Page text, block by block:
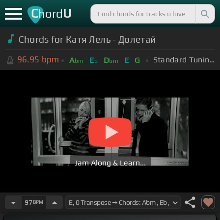
ChordU
Chords for Катя Лель - Долетай
96.95 bpm Abm Eb Dbm E G Standard Tuning (EADGBE)
Jam Along & Learn...
97BPM